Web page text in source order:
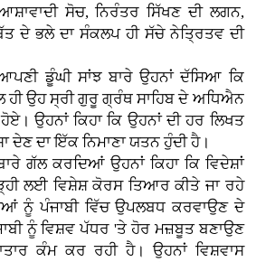
ਸੋਚ, ਨਿਰੰਤਰ ਸਿੱਖਣ ਦੀ ਲਗਨ,
ਦੇ ਭਲੇ ਦਾ ਸੰਕਲਪ ਹੀ ਸੱਚੇ ਨੇਤ੍ਰਿਤਵ ਦੀ
ਆਪਣੀ ਡੂੰਘੀ ਸਾਂਝ ਬਾਰੇ ਉਹਨਾਂ ਦੱਸਿਆ ਕਿ
ਹੀ ਉਹ ਸ੍ਰੀ ਗੁਰੂ ਗ੍ਰੰਥ ਸਾਹਿਬ ਦੇ ਅਧਿਐਨ
ਉਹਨਾਂ ਕਿਹਾ ਕਿ ਉਹਨਾਂ ਦੀ ਹਰ ਲਿਖਤ
ਦੇਣ ਦਾ ਇੱਕ ਨਿਮਾਣਾ ਯਤਨ ਹੁੰਦੀ ਹੈ।
ਗੱਲ ਕਰਦਿਆਂ ਉਹਨਾਂ ਕਿਹਾ ਕਿ ਵਿਦੇਸ਼ਾਂ
ਲਈ ਵਿਸ਼ੇਸ਼ ਕੋਰਸ ਤਿਆਰ ਕੀਤੇ ਜਾ ਰਹੇ
ਨੂੰ ਪੰਜਾਬੀ ਵਿੱਚ ਉਪਲਬਧ ਕਰਵਾਉਣ ਦੇ
ਨੂੰ ਵਿਸ਼ਵ ਪੱਧਰ 'ਤੇ ਹੋਰ ਮਜ਼ਬੂਤ ਬਣਾਉਣ
ਕੰਮ ਕਰ ਰਹੀ ਹੈ। ਉਹਨਾਂ ਵਿਸ਼ਵਾਸ